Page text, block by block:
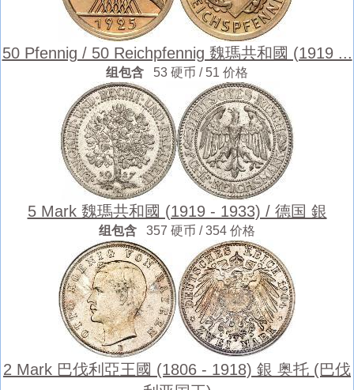
50 Pfennig / 50 Reichpfennig 魏瑪共和國 (1919 ...
组包含 53 硬币 / 51 价格
5 Mark 魏瑪共和國 (1919 - 1933) / 德国 銀
组包含 357 硬币 / 354 价格
2 Mark 巴伐利亞王國 (1806 - 1918) 銀 奥托 (巴伐